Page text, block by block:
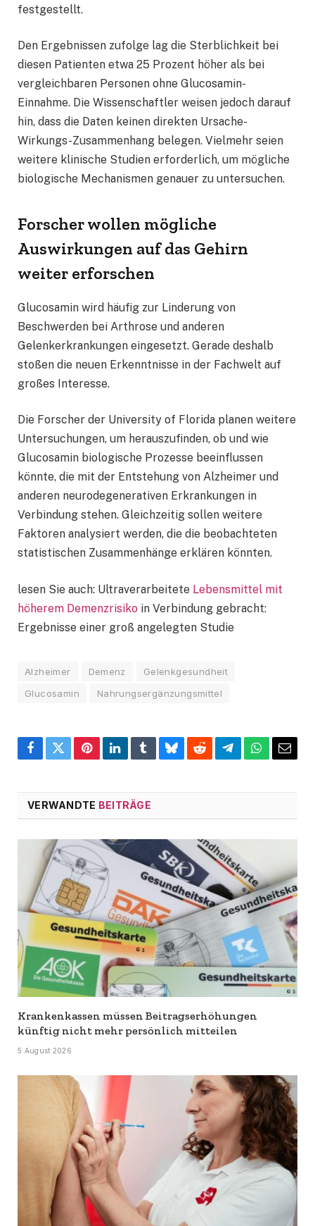
festgestellt.
Den Ergebnissen zufolge lag die Sterblichkeit bei
diesen Patienten etwa 25 Prozent höher als bei
vergleichbaren Personen ohne Glucosamin-
Einnahme. Die Wissenschaftler weisen jedoch darauf
hin, dass die Daten keinen direkten Ursache-
Wirkungs-Zusammenhang belegen. Vielmehr seien
weitere klinische Studien erforderlich, um mögliche
biologische Mechanismen genauer zu untersuchen.
Forscher wollen mögliche
Auswirkungen auf das Gehirn
weiter erforschen
Glucosamin wird häufig zur Linderung von
Beschwerden bei Arthrose und anderen
Gelenkerkrankungen eingesetzt. Gerade deshalb
stoßen die neuen Erkenntnisse in der Fachwelt auf
großes Interesse.
Die Forscher der University of Florida planen weitere
Untersuchungen, um herauszufinden, ob und wie
Glucosamin biologische Prozesse beeinflussen
könnte, die mit der Entstehung von Alzheimer und
anderen neurodegenerativen Erkrankungen in
Verbindung stehen. Gleichzeitig sollen weitere
Faktoren analysiert werden, die die beobachteten
statistischen Zusammenhänge erklären könnten.
lesen Sie auch: Ultraverarbeitete Lebensmittel mit
höherem Demenzrisiko in Verbindung gebracht:
Ergebnisse einer groß angelegten Studie
Alzheimer Demenz
Gelenkgesundheit
Glucosamin
Nahrungsergänzungsmittel
Facebook
TwitterPinterestLinkedInTumblrBlueskyRedditTelegramWhatsApp
Email
VERWANDTE BEITRÄGE
Krankenkassen müssen Beitragserhöhungen
künftig nicht mehr persönlich mitteilen
5 August 2026